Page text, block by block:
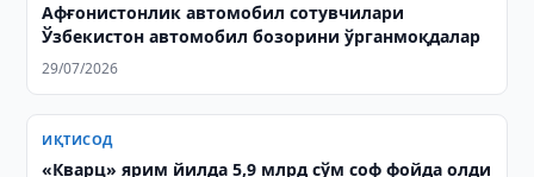
Афғонистонлик автомобил сотувчилари
Ўзбекистон автомобил бозорини ўрганмоқдалар
29/07/2026
ИҚТИСОД
«Кварц» ярим йилда 5,9 млрд сўм соф фойда олди